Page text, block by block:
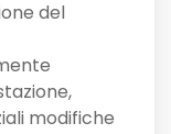
del
modifiche